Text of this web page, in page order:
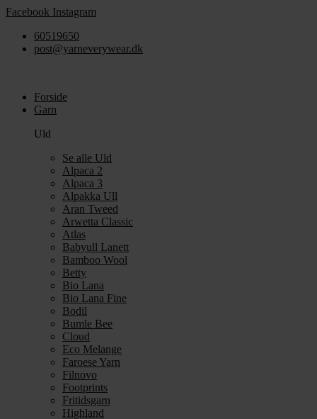
Videre
indhold
Facebook Instagram
60519650
post@yarneverywear.dk
Forside
Garn
Uld
Se alle Uld
Alpaca 2
Alpaca 3
Alpakka Ull
Aran Tweed
Arwetta Classic
Atlas
Babyull Lanett
Bamboo Wool
Betty
Bio Lana
Bio Lana Fine
Bodil
Bumle Bee
Cloud
Eco Melange
Faroese Yarn
Filnovo
Footprints
Fritidsgarn
Highland